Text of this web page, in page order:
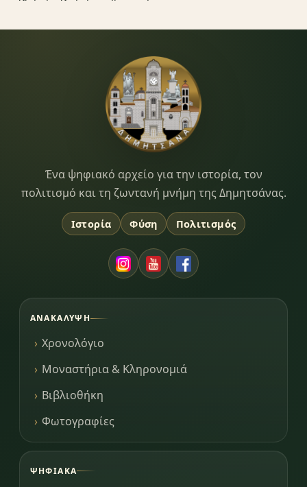
Dimitsana.gr
Ένα ψηφιακό αρχείο για την ιστορία, τον
πολιτισμό και τη ζωντανή μνήμη της Δημητσάνας.
Ιστορία Φύση Πολιτισμός
ΑΝΑΚΆΛΥΨΗ
Χρονολόγιο
Μοναστήρια & Κληρονομιά
Βιβλιοθήκη
Φωτογραφίες
ΨΗΦΙΑΚΆ